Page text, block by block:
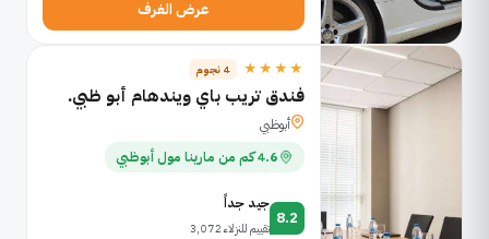
عرض الغرف
★★★★ 4 نجوم
فندق تريب باي ويندهام أبو ظبي.
أبوظبي
4.6 كم من مارينا مول أبوظبي
8.2
جيد جداً
تقييم للنزلاء 3,072